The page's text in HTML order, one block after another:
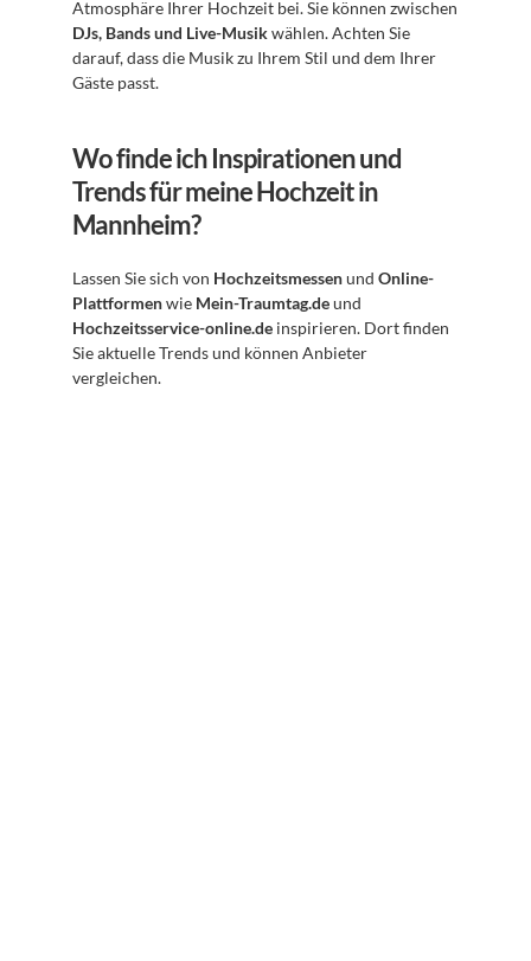
DJs, Bands und Live-Musik wählen. Achten Sie
darauf, dass die Musik zu Ihrem Stil und dem Ihrer
Gäste passt.
Wo finde ich Inspirationen und
Trends für meine Hochzeit in
Mannheim?
Lassen Sie sich von Hochzeitsmessen und Online-
Plattformen wie Mein-Traumtag.de
Hochzeitsservice-online.de inspirieren. Dort finden
Sie aktuelle Trends und können Anbieter
vergleichen.